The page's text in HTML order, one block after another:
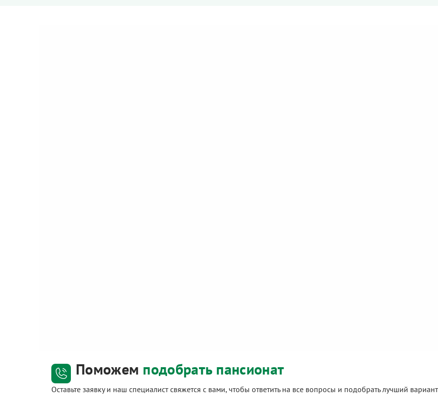
Поможем подобрать пансионат
Оставьте заявку и наш специалист свяжется с вами, чтобы ответить на все вопросы и подобрать лучший